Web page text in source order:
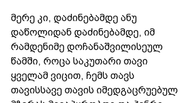
მერე კი, დაძინებამდე ანუ
დაწოლიდან დაძინებამდე, იმ
რამდენიმე დოჩანაშვილისეულ
წამში, როცა საკუთარი თავი
ყველამ ვიცით, ჩემს თავს
თავისსავე თავის იმედგაცრუებულ